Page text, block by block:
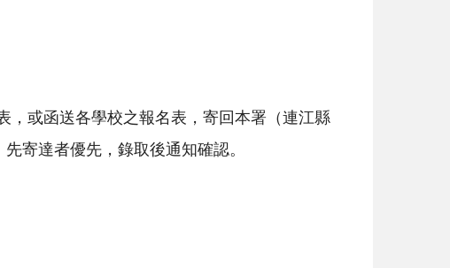
，或函送各學校之報名表，寄回本署（連江縣
寄達者優先，錄取後通知確認。